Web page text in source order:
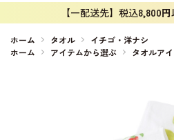
【一配送先】税込8,800円
ホーム タオル
イチゴ・洋ナシ
ホーム
アイテムから選ぶ タオルア